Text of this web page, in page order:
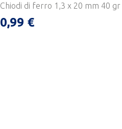
Chiodi di ferro 1,3 x 20 mm 40 gr
0,99 €